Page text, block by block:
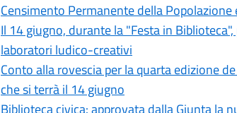
Censimento Permanente della Popolazione
Il 14 giugno, durante la "Festa in
laboratori ludico-creativi
Conto alla rovescia per la quarta edizione
che si terrà il 14 giugno
Biblioteca civica: approvata dalla Giunta la